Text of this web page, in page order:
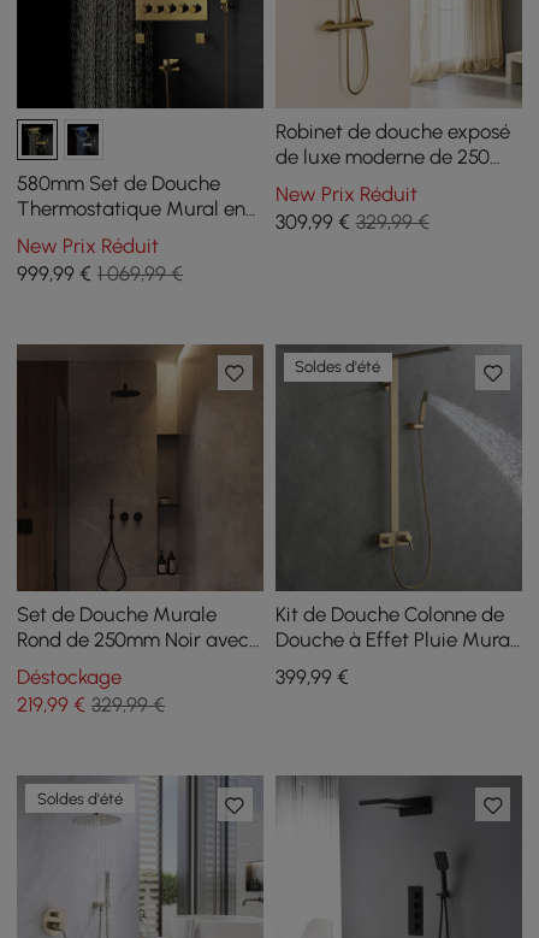
580mm Set de Douche
Thermostatique Mural en
Or 4 Fonctions
New Prix Réduit
999,99 € 1 069,99 €
Robinet de douche exposé
de luxe moderne de 250
mm, pommeau de douche
thermostatique à effet
pluie doré
New Prix Réduit
309,99€ 329,99 €
Set de Douche Murale
Rond de 250mm Noir avec
Douchette à Main
Déstockage
219,99 € 329,99 €
Soldes d'été
Kit de Douche Colonne de
Douche à Effet Pluie Mural
Or Brossé avec Douchette
399,99€
Soldes d'été